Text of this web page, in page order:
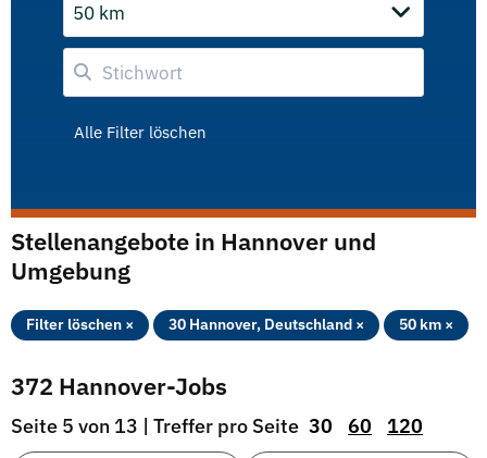
50 km
Alle Filter löschen
Stellenangebote in Hannover und
Umgebung
Filter löschen × 30 Hannover, Deutschland × 50 km ×
372 Hannover-Jobs
Seite 5 von 13 | Treffer pro Seite 30 60 120